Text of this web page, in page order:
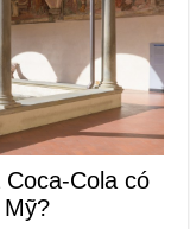
Cola có